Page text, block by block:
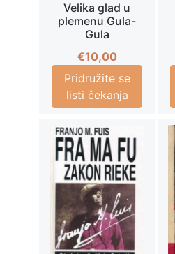
Velika glad u
plemenu Gula-
Gula
€10,00
Pridružite se
listi čekanja